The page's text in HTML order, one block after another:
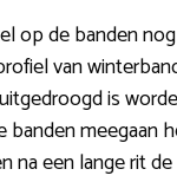
de banden
van
is
meegaan
een lange rit